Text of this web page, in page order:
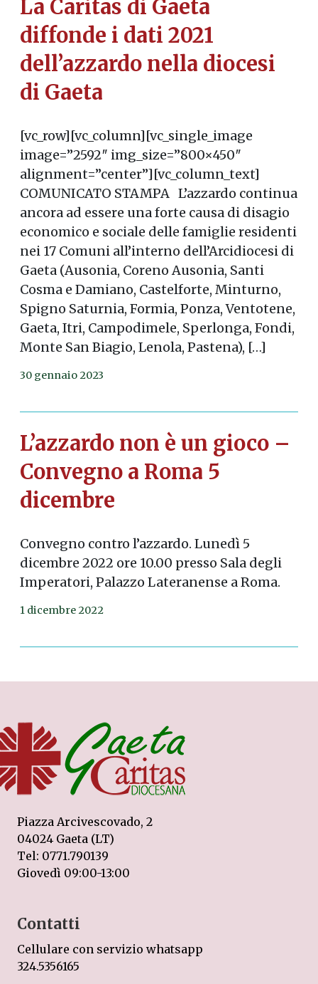
La Caritas di Gaeta
diffonde i dati 2021
dell’azzardo nella diocesi
di Gaeta
[vc_row][vc_column][vc_single_image
image=”2592″ img_size=”800×450″
alignment=”center”][vc_column_text]
COMUNICATO STAMPA L’azzardo continua
ancora ad essere una forte causa di disagio
economico e sociale delle famiglie residenti
nei 17 Comuni all’interno dell’Arcidiocesi di
Gaeta (Ausonia, Coreno Ausonia, Santi
Cosma e Damiano, Castelforte, Minturno,
Spigno Saturnia, Formia, Ponza, Ventotene,
Gaeta, Itri, Campodimele, Sperlonga, Fondi,
Monte San Biagio, Lenola, Pastena), […]
30 gennaio 2023
L’azzardo non è un gioco –
Convegno a Roma 5
dicembre
Convegno contro l’azzardo. Lunedì 5
dicembre 2022 ore 10.00 presso Sala degli
Imperatori, Palazzo Lateranense a Roma.
1 dicembre 2022
Piazza Arcivescovado, 2
04024 Gaeta (LT)
Tel: 0771.790139
Giovedì 09:00-13:00
Contatti
Cellulare con servizio whatsapp
324.5356165